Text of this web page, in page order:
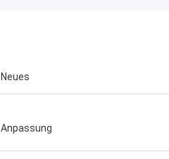
Neues
Anpassung